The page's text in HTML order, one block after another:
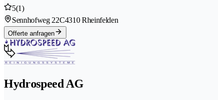
5(1)
Sennhofweg 22C4310 Rheinfelden
Offerte anfragen
Hydrospeed AG